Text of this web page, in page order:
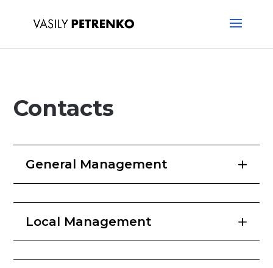
Contacts
General Management
Local Management